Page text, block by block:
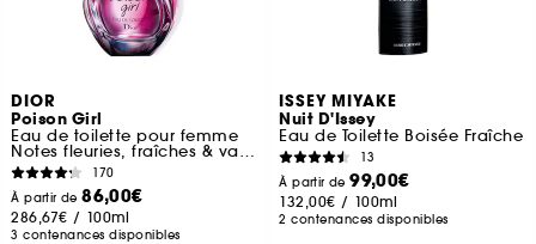
DIOR
Poison Girl
Eau de toilette pour femme
Notes fleuries, fraîches & vanillées
170
À partir de86,00€
286,67€ / 100ml
3 contenances disponibles
ISSEY MIYAKE
Nuit D'Issey
Eau de Toilette Boisée Fraîche
13
À partir de99,00€
132,00€ / 100ml
2 contenances disponibles